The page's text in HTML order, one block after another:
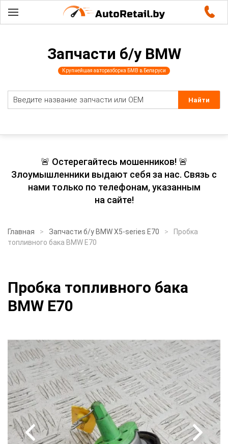
Запчасти б/у BMW
Крупнейшая авторазборка БМВ в Беларуси
🚨 Остерегайтесь мошенников! 🚨
Злоумышленники выдают себя за нас. Связь с
нами только по телефонам, указанным
на сайте!
Главная Запчасти б/у BMW X5-series E70
Пробка
топливного бака BMW E70
Пробка топливного бака
BMW E70